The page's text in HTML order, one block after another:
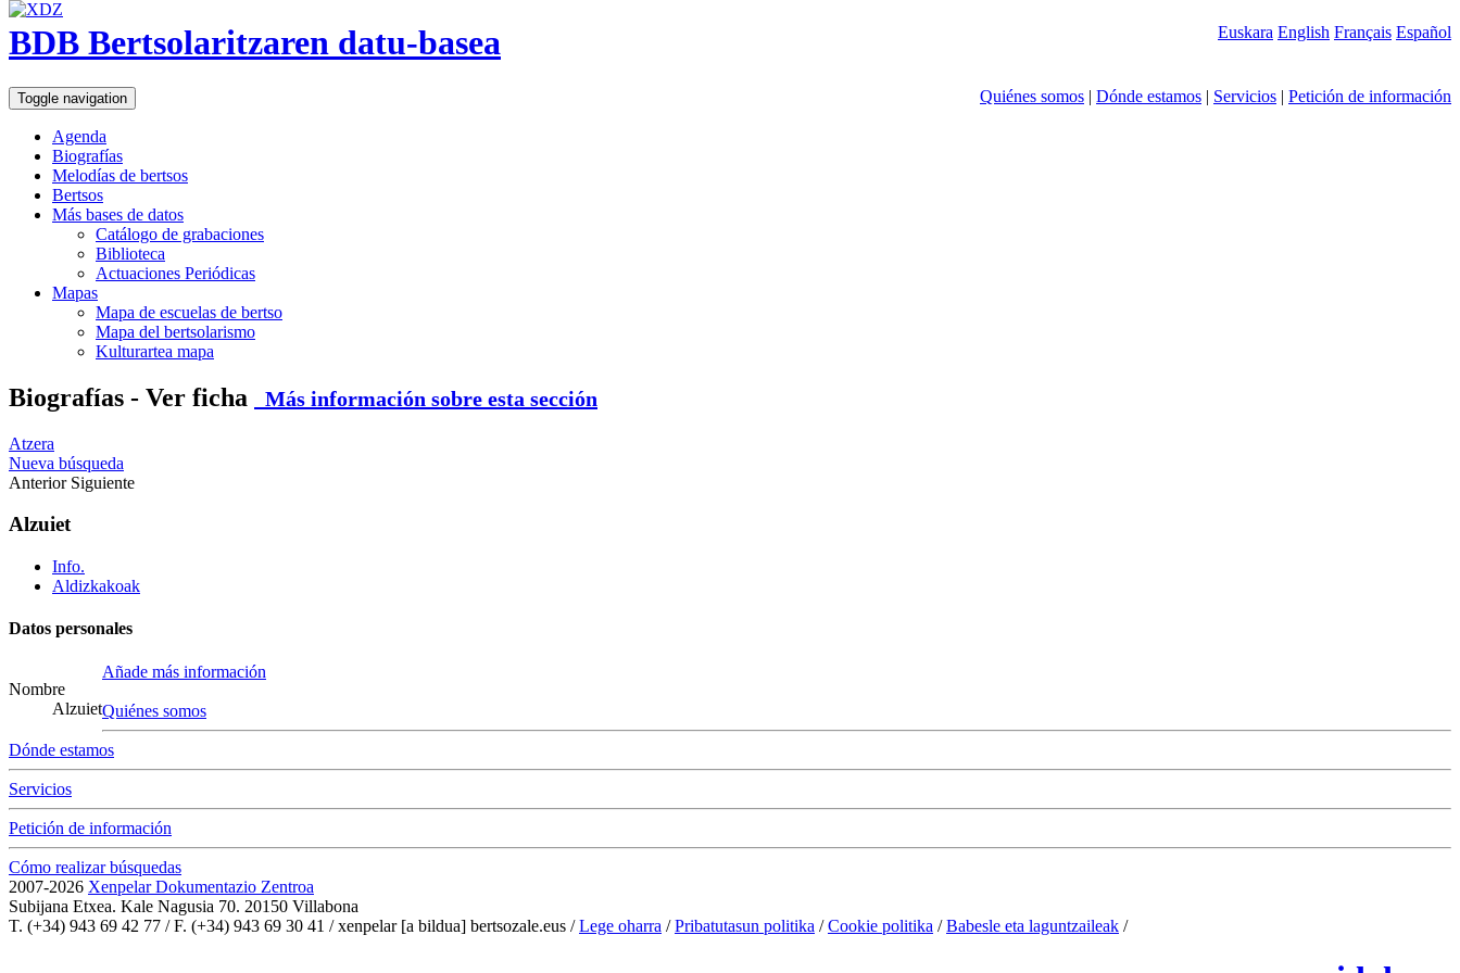
Euskara English Français Español
BDB Bertsolaritzaren datu-basea
Quiénes somos | Dónde estamos | Servicios | Petición de información
Toggle navigation
Agenda
Biografías
Melodías de bertsos
Bertsos
Más bases de datos
Catálogo de grabaciones
Biblioteca
Actuaciones Periódicas
Mapas
Mapa de escuelas de bertso
Mapa del bertsolarismo
Kulturartea mapa
Biografías - Ver ficha Más información sobre esta sección
Atzera
Nueva búsqueda
Anterior Siguiente
Alzuiet
Info.
Aldizkakoak
Datos personales
Nombre
Alzuiet
Añade más información
Quiénes somos
Dónde estamos
Servicios
Petición de información
Cómo realizar búsquedas
2007-2026 Xenpelar Dokumentazio Zentroa
Subijana Etxea. Kale Nagusia 70. 20150 Villabona
T. (+34) 943 69 42 77 / F. (+34) 943 69 30 41 / xenpelar [a bildua] bertsozale.eus /Lege oharra /Pribatutasun politika /Cookie politika /Babesle eta laguntzaileak /